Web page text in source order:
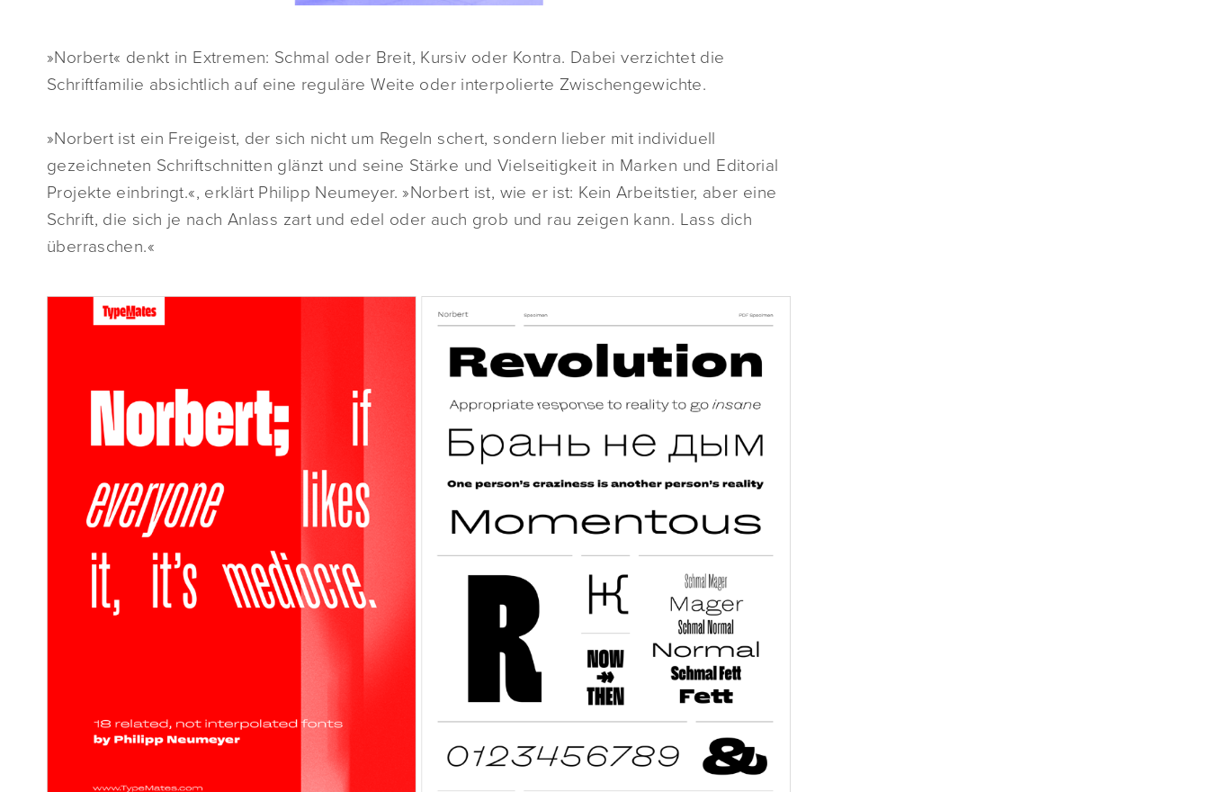
»Norbert« denkt in Extremen: Schmal oder Breit, Kursiv oder Kontra. Dabei verzichtet die
Schriftfamilie absichtlich auf eine reguläre Weite oder interpolierte Zwischengewichte.
»Norbert ist ein Freigeist, der sich nicht um Regeln schert, sondern lieber mit individuell
gezeichneten Schriftschnitten glänzt und seine Stärke und Vielseitigkeit in Marken und Editorial
Projekte einbringt.«, erklärt Philipp Neumeyer. »Norbert ist, wie er ist: Kein Arbeitstier, aber eine
Schrift, die sich je nach Anlass zart und edel oder auch grob und rau zeigen kann. Lass dich
überraschen.«